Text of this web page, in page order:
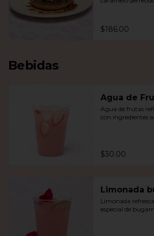
$186.00
Bebidas
Agua de
Agua de frutas
con ingredientes
$30.00
Limonada
Limonada
especial de